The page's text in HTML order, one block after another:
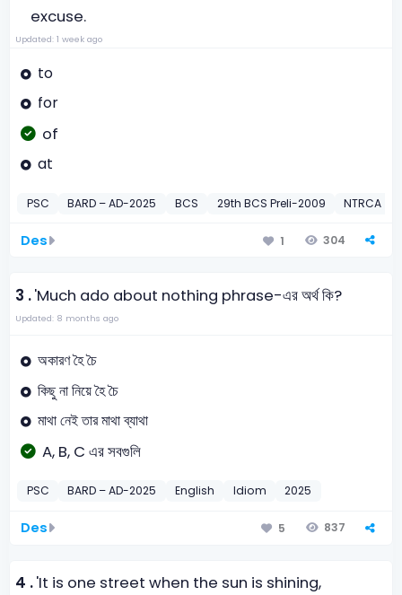
excuse.
Updated: 1 week ago
to
for
of
at
PSC BARD – AD-2025 BCS 29th BCS Preli-2009 NTRCA
Des 1 304
3 .'Much ado about nothing phrase-এর অর্থ কি?
Updated: 8 months ago
অকারণ হৈ চৈ
কিছু না নিয়ে হৈ চৈ
মাথা নেই তার মাথা ব্যাথা
A, B, C এর সবগুলি
PSC BARD – AD-2025 English Idiom 2025
Des 5 837
4 .'It is one street when the sun is shining,